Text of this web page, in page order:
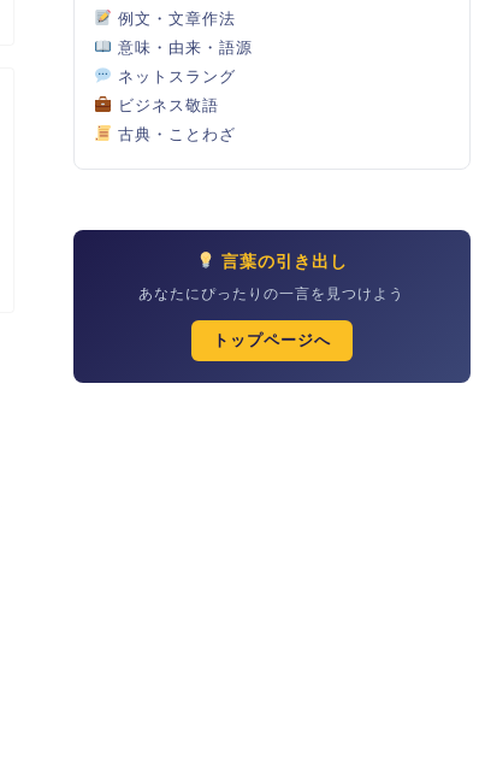
例文・文章作法
意味・由来・語源
ネットスラング
ビジネス敬語
古典・ことわざ
言葉の引き出し
あなたにぴったりの一言を見つけよう
トップページへ